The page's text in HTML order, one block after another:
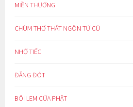
MIỀN THƯƠNG
CHÙM THƠ THẤT NGÔN TỨ CÚ
NHỚ TIẾC
ĐẮNG ĐÓT
BÔI LEM CỬA PHẬT